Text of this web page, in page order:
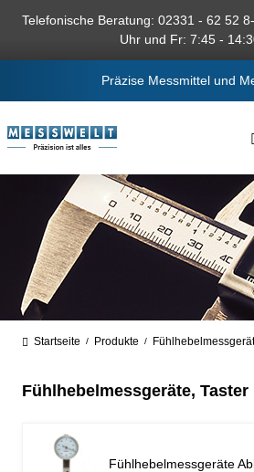
springen
Telefonische Beratung: 02331 - 62 52
Uhr und Fr: 7:45 -
Präzise Messmittel und
Startseite / Produkte /
Fühlhebelmessgeräte, Taster
Fühlhebelmessgeräte